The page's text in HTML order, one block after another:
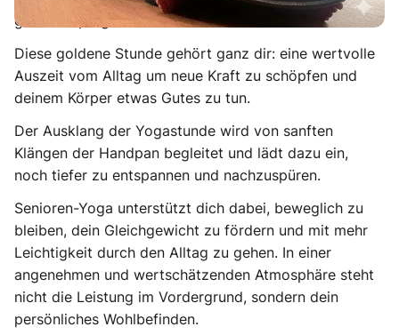
gutes Körpergefühl.
Diese goldene Stunde gehört ganz dir: eine wertvolle
Auszeit vom Alltag um neue Kraft zu schöpfen und
deinem Körper etwas Gutes zu tun.
Der Ausklang der Yogastunde wird von sanften
Klängen der Handpan begleitet und lädt dazu ein,
noch tiefer zu entspannen und nachzuspüren.
Senioren-Yoga unterstützt dich dabei, beweglich zu
bleiben, dein Gleichgewicht zu fördern und mit mehr
Leichtigkeit durch den Alltag zu gehen. In einer
angenehmen und wertschätzenden Atmosphäre steht
nicht die Leistung im Vordergrund, sondern dein
persönliches Wohlbefinden.